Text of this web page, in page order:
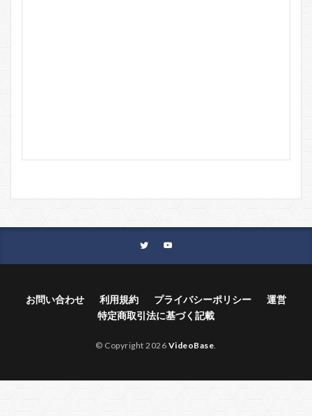
お問い合わせ 利用規約 プライバシーポリシー
運営
特定商取引法に基づく記載
© Copyright 2026 VideoBase.